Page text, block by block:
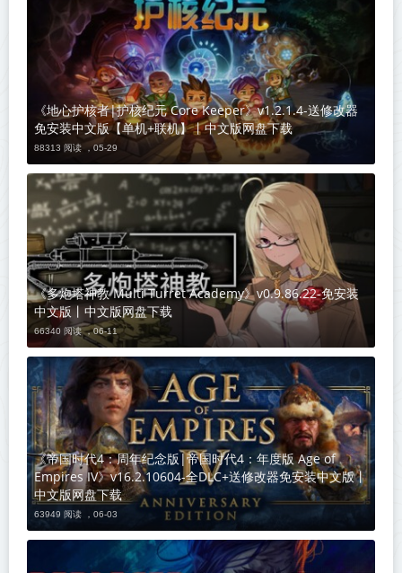
《地心护核者|护核纪元 Core Keeper》v1.2.1.4-送修改器
免安装中文版【单机+联机】丨中文版网盘下载
88313 阅读 ，05-29
《多炮塔神教 Multi Turret Academy》v0.9.86.22-免安装
中文版丨中文版网盘下载
66340 阅读 ，06-11
《帝国时代4：周年纪念版|帝国时代4：年度版 Age of
Empires IV》v16.2.10604-全DLC+送修改器免安装中文版丨
中文版网盘下载
63949 阅读 ， 06-03